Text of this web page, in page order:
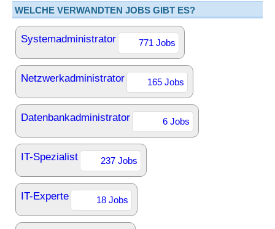
WELCHE VERWANDTEN JOBS GIBT ES?
Systemadministrator 771 Jobs
Netzwerkadministrator 165 Jobs
Datenbankadministrator 6 Jobs
IT-Spezialist 237 Jobs
IT-Experte 18 Jobs